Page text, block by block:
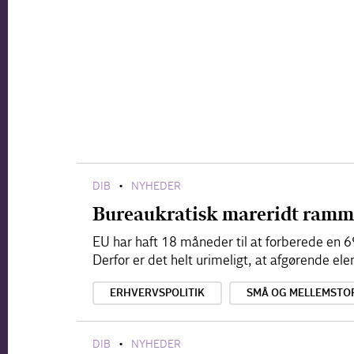
DIB • NYHEDER
Bureaukratisk mareridt
EU har haft 18 måneder til at forberede en
Derfor er det helt urimeligt, at afgørende
ERHVERVSPOLITIK SMÅ OG
DIB • NYHEDER